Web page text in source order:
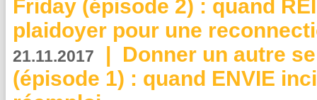
Friday (épisode 2) : quand
plaidoyer pour une
21.11.2017 | Donner un autre
(épisode 1) : quand ENVIE